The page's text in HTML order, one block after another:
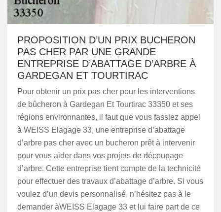
PROPOSITION D’UN PRIX BUCHERON
PAS CHER PAR UNE GRANDE
ENTREPRISE D’ABATTAGE D’ARBRE À
GARDEGAN ET TOURTIRAC
Pour obtenir un prix pas cher pour les interventions
de bûcheron à Gardegan Et Tourtirac 33350 et ses
régions environnantes, il faut que vous fassiez appel
à WEISS Elagage 33, une entreprise d’abattage
d’arbre pas cher avec un bucheron prêt à intervenir
pour vous aider dans vos projets de découpage
d’arbre. Cette entreprise tient compte de la technicité
pour effectuer des travaux d’abattage d’arbre. Si vous
voulez d’un devis personnalisé, n’hésitez pas à le
demander àWEISS Elagage 33 et lui faire part de ce